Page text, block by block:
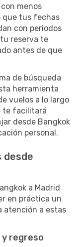
menos
que tus fechas
con periodos
reserva te
antes de que
de búsqueda
herramienta
vuelos a lo largo
te facilitará
desde Bangkok
personal.
desde
a Madrid
en práctica un
atención a estas
regreso